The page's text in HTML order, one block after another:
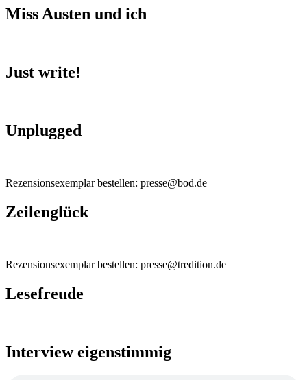
Miss Austen und ich
Just write!
Unplugged
Rezensionsexemplar bestellen: presse@bod.de
Zeilenglück
Rezensionsexemplar bestellen: presse@tredition.de
Lesefreude
Interview eigenstimmig